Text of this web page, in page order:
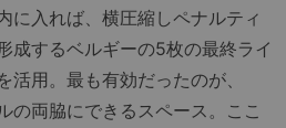
に入れば、横圧縮しペナルティ
成するベルギーの5枚の最終ライ
活用。最も有効だったのが、
の両脇にできるスペース。ここ